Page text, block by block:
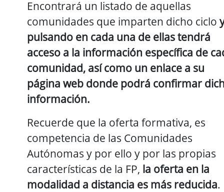
Encontrará un listado de aquellas
comunidades que imparten dicho ciclo
pulsando en cada una de ellas tendrá
acceso a la información específica de
comunidad, así como un enlace a su
página web donde podrá confirmar
información.
Recuerde que la oferta formativa, es
competencia de las Comunidades
Autónomas y por ello y por las propias
características de la FP, la oferta en la
modalidad a distancia es más reducida.